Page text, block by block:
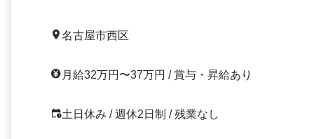
名古屋市西区
月給32万円〜37万円 / 賞与・昇給あり
土日休み / 週休2日制 / 残業なし